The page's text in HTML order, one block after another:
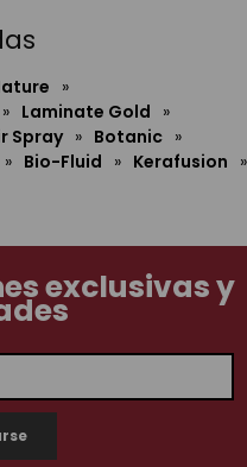
»
» Laminate Gold »
Spray » Botanic »
» Bio-Fluid » Kerafusion »
exclusivas y